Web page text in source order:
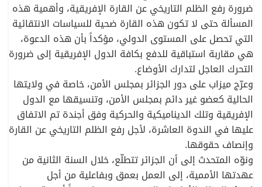
ضرورة رفع الظلم التاريخي عن القارة الإفريقية، وأهمية هذه
المسألة حتى لا تكون هذه القارة ضحية للسياسات الانتقائية
التي تحصل على المستوى الدولي، مؤكداً بأن هذه الدعوة،
هي مقاربة استباقية للدفع بكافة الدول الإفريقية إلى ضرورة
التحرك العاجل لتدارك الأوضاع.
وعرّج ميزاب على دور الجزائر بمجلس الأمن، خاصة في ولايتها
الحالية كعضو غير دائم بمجلس الأمن، وتنسيقها مع الدول
الإفريقية وتلك الديناميكية والحركية وفق أجندة تم الاتفاق
عليها في الندوة العاشرة، لأجل رفع الظلم التاريخي عن القارة
وإنصاف حقوقها.
ونوّه المتحدث إلى أن الجزائر تتطلّع، خلال السنة الثانية من
عهدتها الأممية، إلى العمل بعمق وبفاعلية من أجل